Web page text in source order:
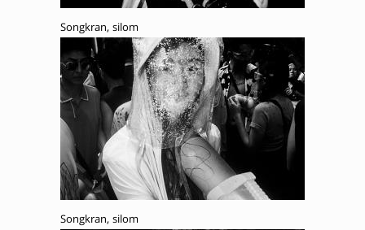
Songkran, silom
Songkran, silom